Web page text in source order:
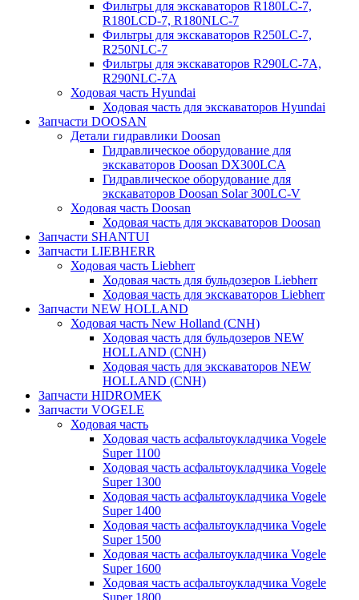
Фильтры для экскаваторов R180LC-7,
R180LCD-7, R180NLC-7
Фильтры для экскаваторов R250LC-7,
R250NLC-7
Фильтры для экскаваторов R290LC-7A,
R290NLC-7A
Ходовая часть Hyundai
Ходовая часть для экскаваторов Hyundai
Запчасти DOOSAN
Детали гидравлики Doosan
Гидравлическое оборудование для
экскаваторов Doosan DX300LCA
Гидравлическое оборудование для
экскаваторов Doosan Solar 300LC-V
Ходовая часть Doosan
Ходовая часть для экскаваторов Doosan
Запчасти SHANTUI
Запчасти LIEBHERR
Ходовая часть Liebherr
Ходовая часть для бульдозеров Liebherr
Ходовая часть для экскаваторов Liebherr
Запчасти NEW HOLLAND
Ходовая часть New Holland (CNH)
Ходовая часть для бульдозеров NEW
HOLLAND (CNH)
Ходовая часть для экскаваторов NEW
HOLLAND (CNH)
Запчасти HIDROMEK
Запчасти VOGELE
Ходовая часть
Ходовая часть асфальтоукладчика Vogele
Super 1100
Ходовая часть асфальтоукладчика Vogele
Super 1300
Ходовая часть асфальтоукладчика Vogele
Super 1400
Ходовая часть асфальтоукладчика Vogele
Super 1500
Ходовая часть асфальтоукладчика Vogele
Super 1600
Ходовая часть асфальтоукладчика Vogele
Super 1800